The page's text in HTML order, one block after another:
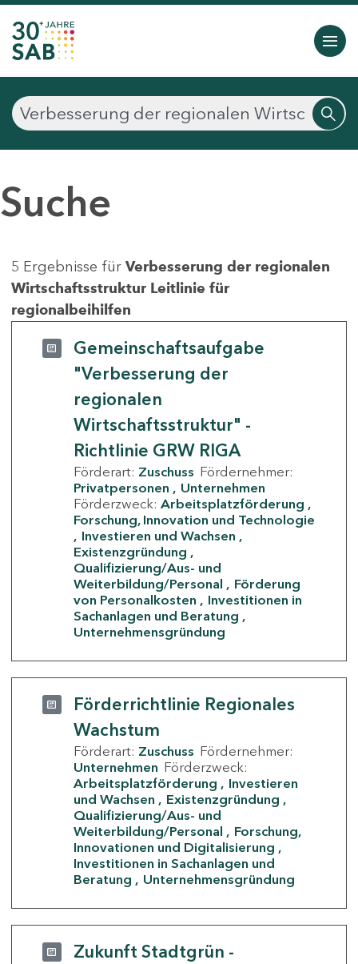
Suche
5 Ergebnisse für Verbesserung der regionalen
Wirtschaftsstruktur Leitlinie für
regionalbeihilfen
Gemeinschaftsaufgabe
"Verbesserung der
regionalen
Wirtschaftsstruktur" -
Richtlinie GRW RIGA
Förderart: Zuschuss Fördernehmer:
Privatpersonen
Unternehmen
Förderzweck: Arbeitsplatzförderung
Forschung, Innovation und Technologie
Investieren und Wachsen
Existenzgründung
Qualifizierung/Aus- und
Weiterbildung/Personal
Förderung
von Personalkosten
Investitionen in
Sachanlagen und Beratung
Unternehmensgründung
Förderrichtlinie Regionales
Wachstum
Förderart: Zuschuss Fördernehmer:
Unternehmen Förderzweck:
Arbeitsplatzförderung
Investieren
und Wachsen
Existenzgründung
Qualifizierung/Aus- und
Weiterbildung/Personal
Forschung,
Innovationen und Digitalisierung
Investitionen in Sachanlagen und
Beratung
Unternehmensgründung
Zukunft Stadtgrün -